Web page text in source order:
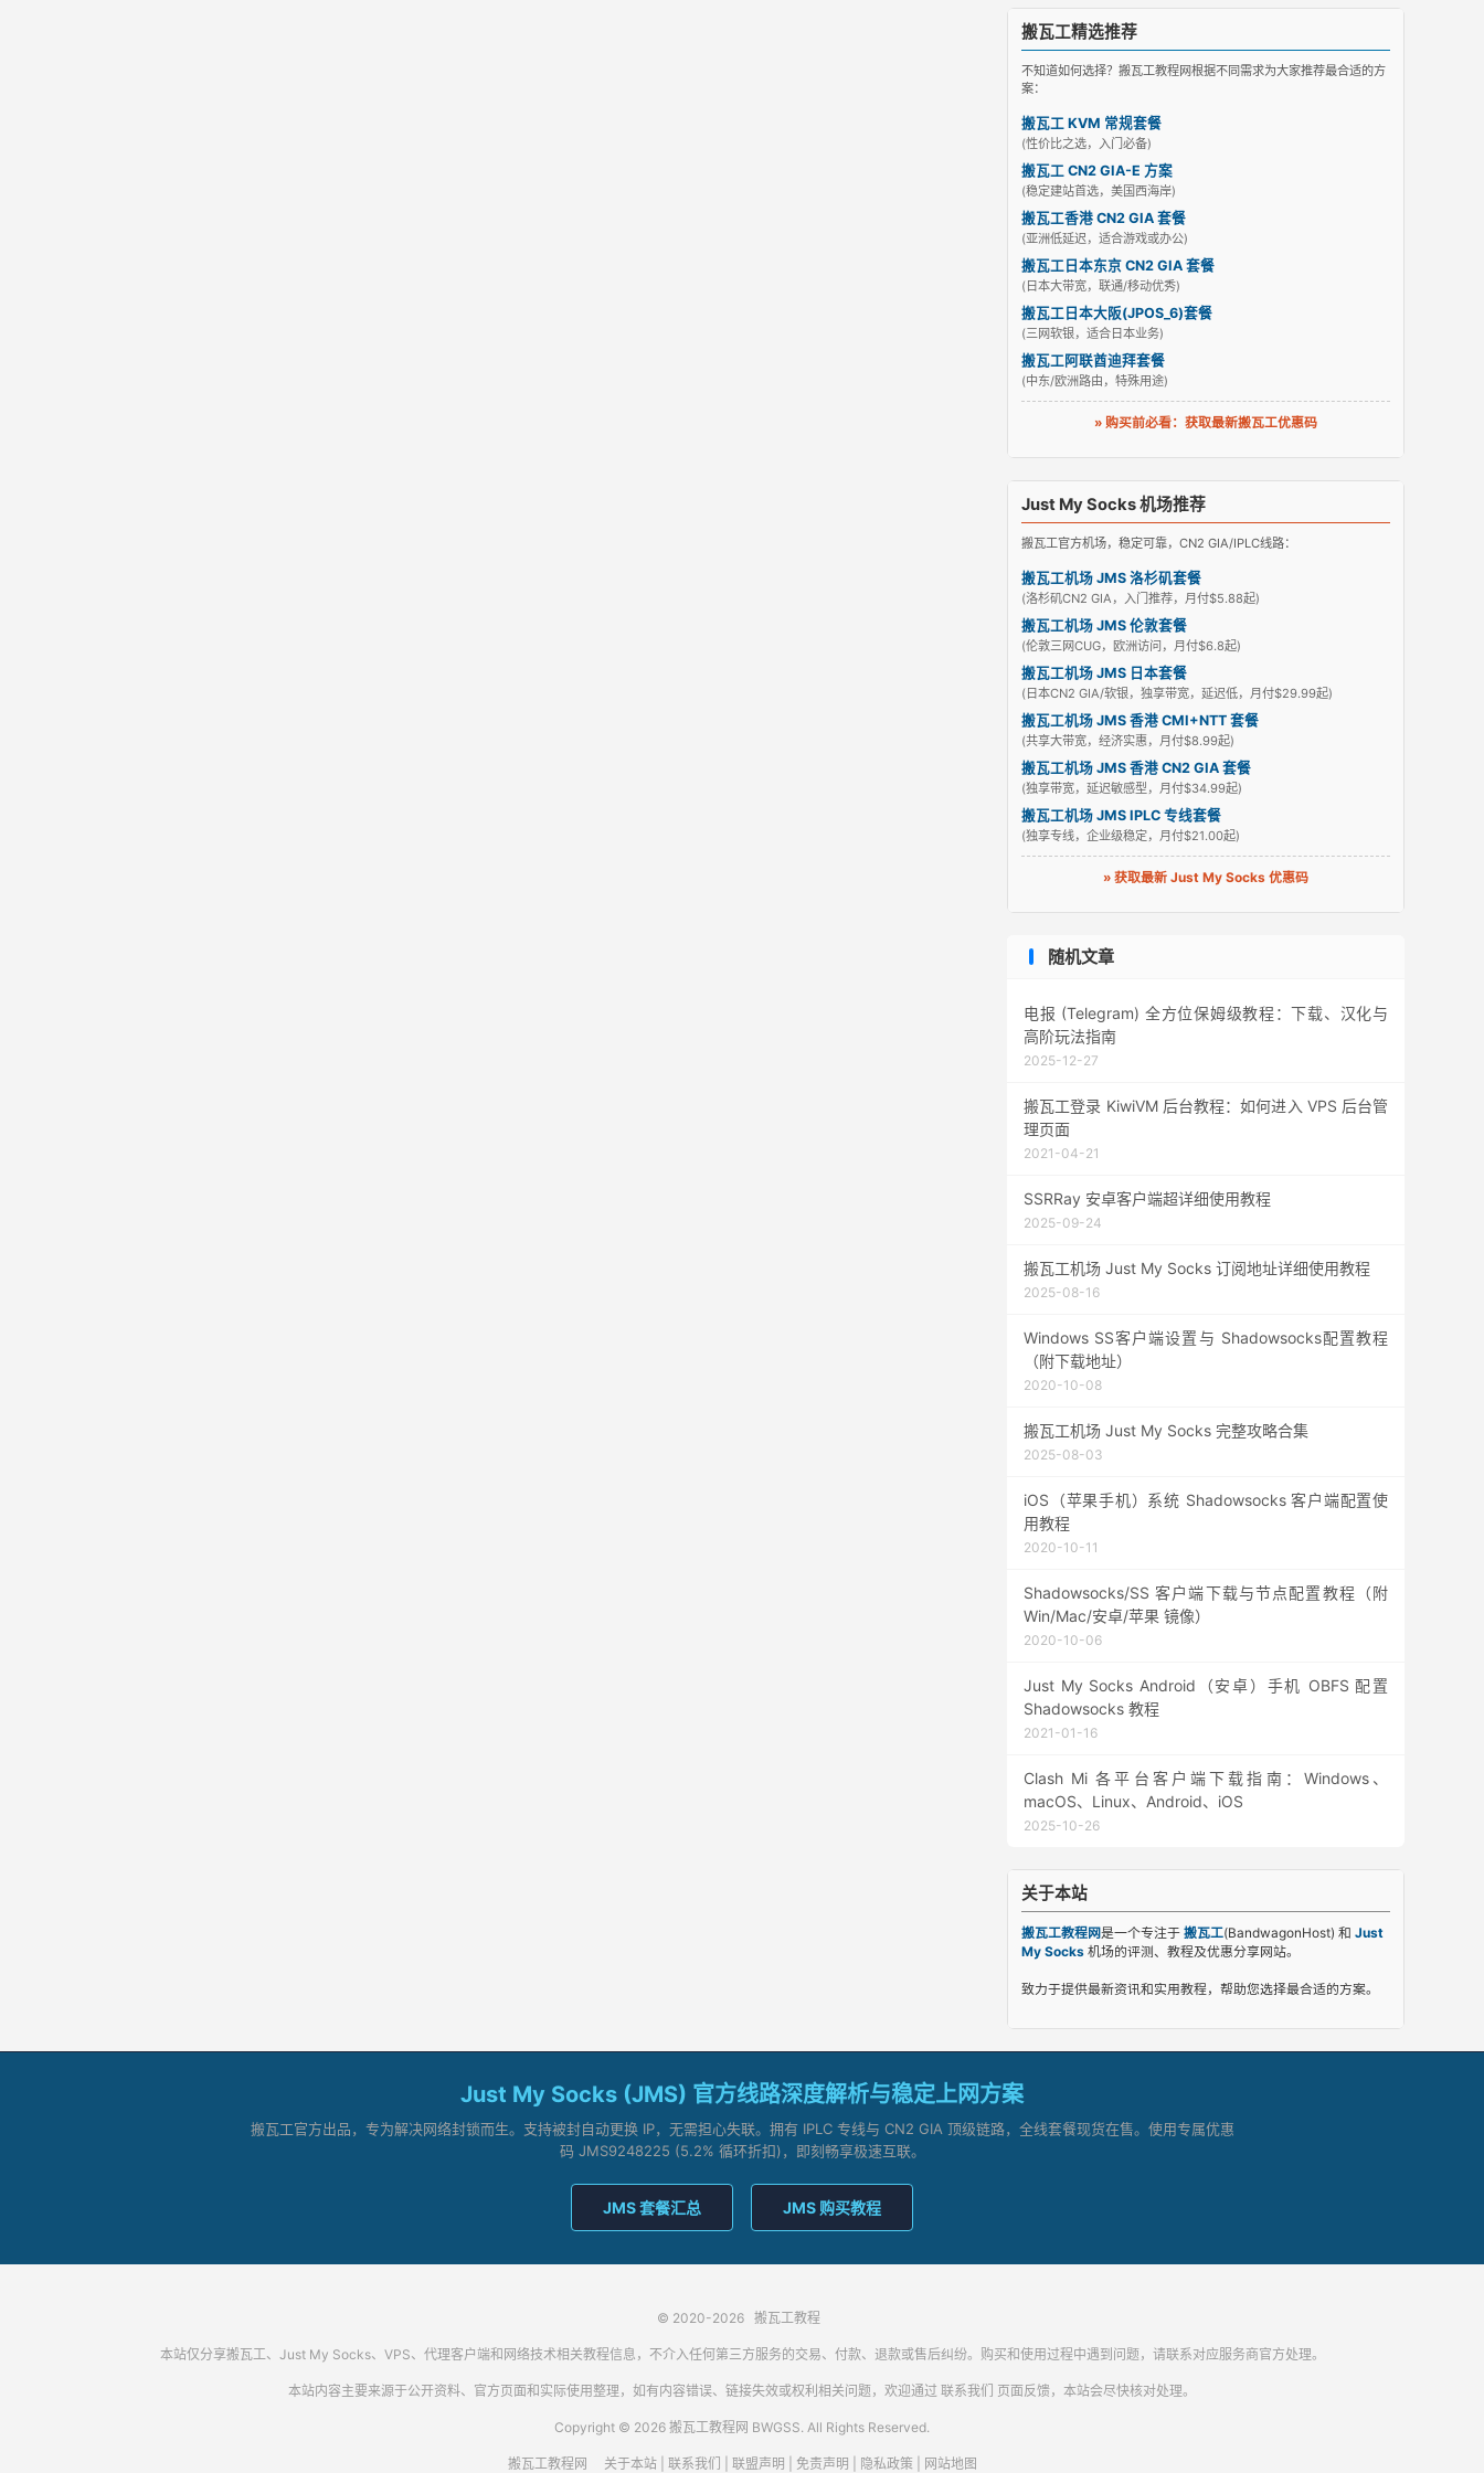
搬瓦工精选推荐
不知道如何选择？搬瓦工教程网根据不同需求为大家推荐最合适的方
案：
搬瓦工 KVM 常规套餐
(性价比之选，入门必备)
搬瓦工 CN2 GIA-E 方案
(稳定建站首选，美国西海岸)
搬瓦工香港 CN2 GIA 套餐
(亚洲低延迟，适合游戏或办公)
搬瓦工日本东京 CN2 GIA 套餐
(日本大带宽，联通/移动优秀)
搬瓦工日本大阪(JPOS_6)套餐
(三网软银，适合日本业务)
搬瓦工阿联酋迪拜套餐
(中东/欧洲路由，特殊用途)
» 购买前必看：获取最新搬瓦工优惠码
Just My Socks 机场推荐
搬瓦工官方机场，稳定可靠，CN2 GIA/IPLC线路：
搬瓦工机场 JMS 洛杉矶套餐
(洛杉矶CN2 GIA，入门推荐，月付$5.88起)
搬瓦工机场 JMS 伦敦套餐
(伦敦三网CUG，欧洲访问，月付$6.8起)
搬瓦工机场 JMS 日本套餐
(日本CN2 GIA/软银，独享带宽，延迟低，月付$29.99起)
搬瓦工机场 JMS 香港 CMI+NTT 套餐
(共享大带宽，经济实惠，月付$8.99起)
搬瓦工机场 JMS 香港 CN2 GIA 套餐
(独享带宽，延迟敏感型，月付$34.99起)
搬瓦工机场 JMS IPLC 专线套餐
(独享专线，企业级稳定，月付$21.00起)
» 获取最新 Just My Socks 优惠码
随机文章
电报 (Telegram) 全方位保姆级教程：下载、汉化与
高阶玩法指南
2025-12-27
搬瓦工登录 KiwiVM 后台教程：如何进入 VPS 后台管
理页面
2021-04-21
SSRRay 安卓客户端超详细使用教程
2025-09-24
搬瓦工机场 Just My Socks 订阅地址详细使用教程
2025-08-16
Windows SS客户端设置与 Shadowsocks配置教程
（附下载地址）
2020-10-08
搬瓦工机场 Just My Socks 完整攻略合集
2025-08-03
iOS（苹果手机）系统 Shadowsocks 客户端配置使
用教程
2020-10-11
Shadowsocks/SS 客户端下载与节点配置教程（附
Win/Mac/安卓/苹果 镜像）
2020-10-06
Just My Socks Android（安卓）手机 OBFS 配置
Shadowsocks 教程
2021-01-16
Clash Mi 各平台客户端下载指南：Windows、
macOS、Linux、Android、iOS
2025-10-26
关于本站
搬瓦工教程网是一个专注于 搬瓦工(BandwagonHost) 和 Just
My Socks 机场的评测、教程及优惠分享网站。
致力于提供最新资讯和实用教程，帮助您选择最合适的方案。
Just My Socks (JMS) 官方线路深度解析与稳定上网方案
搬瓦工官方出品，专为解决网络封锁而生。支持被封自动更换 IP，无需担心失联。拥有 IPLC 专线与 CN2 GIA 顶级链路，全线套餐现货在售。使用专属优惠
码 JMS9248225 (5.2% 循环折扣)，即刻畅享极速互联。
JMS 套餐汇总 JMS 购买教程
© 2020-2026 搬瓦工教程
本站仅分享搬瓦工、Just My Socks、VPS、代理客户端和网络技术相关教程信息，不介入任何第三方服务的交易、付款、退款或售后纠纷。购买和使用过程中遇到问题，请联系对应服务商官方处理。
本站内容主要来源于公开资料、官方页面和实际使用整理，如有内容错误、链接失效或权利相关问题，欢迎通过 联系我们 页面反馈，本站会尽快核对处理。
Copyright © 2026 搬瓦工教程网 BWGSS. All Rights Reserved.
搬瓦工教程网 关于本站| 联系我们 联盟声明 免责声明 隐私政策 网站地图